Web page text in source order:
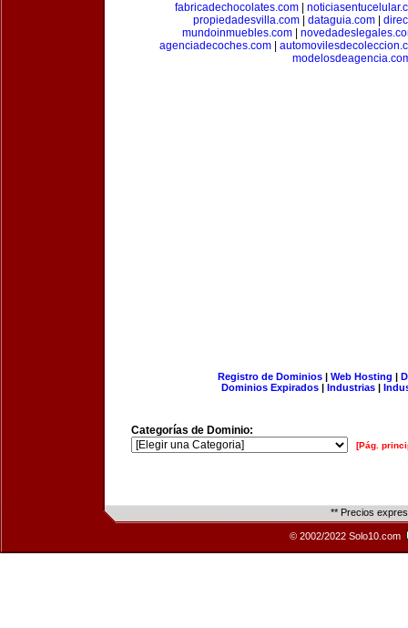
fabricadechocolates.com|
propiedadesvilla.com| dataguia.com|
mundoinmuebles.com
agenciadecoches.com
Registro de Dominios| Web Hosting |
Dominios Expirados | Industrias |
Categorías de Dominio:
[Pág.
** Precios
© 2002/2022 Solo10.com